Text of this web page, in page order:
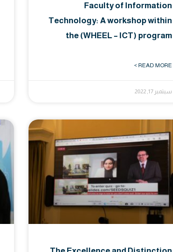
Faculty of Information
Technology: A workshop within
the (WHEEL – ICT) program
READ MORE >
سبتمبر 17, 2022